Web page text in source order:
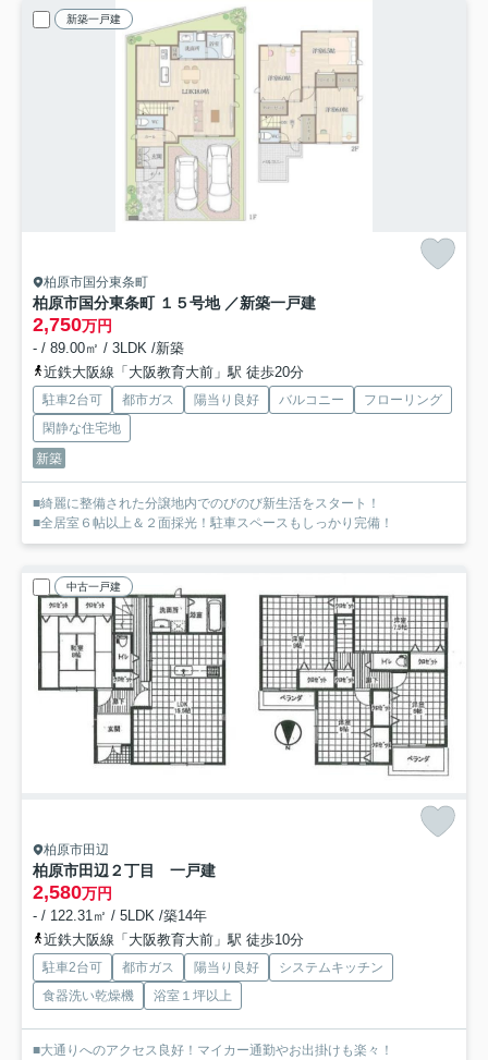
新築一戸建
柏原市国分東条町
柏原市国分東条町 １５号地 ／新築一戸建
2,750万円
- / 89.00㎡ / 3LDK /新築
近鉄大阪線「大阪教育大前」駅 徒歩20分
駐車2台可 都市ガス 陽当り良好 バルコニー
フローリング
閑静な住宅地
新築
■綺麗に整備された分譲地内でのびのび新生活をスタート！
■全居室６帖以上＆２面採光！駐車スペースもしっかり完備！
中古一戸建
柏原市田辺
柏原市田辺２丁目 一戸建
2,580万円
- / 122.31㎡ / 5LDK /築14年
近鉄大阪線「大阪教育大前」駅 徒歩10分
駐車2台可 都市ガス 陽当り良好
システムキッチン
食器洗い乾燥機
浴室１坪以上
■大通りへのアクセス良好！マイカー通勤やお出掛けも楽々！